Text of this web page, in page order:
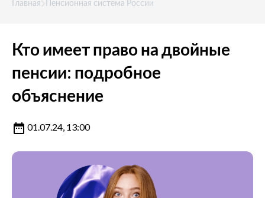
Главная Пенсионная система России
Кто имеет право на двойные
пенсии: подробное
объяснение
01.07.24, 13:00